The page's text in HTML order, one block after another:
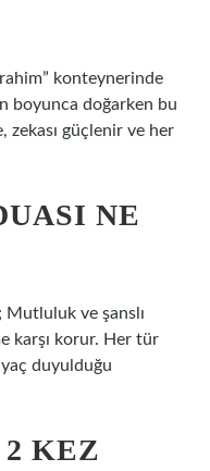
konteynerinde
boyunca doğarken bu
zekası güçlenir ve her
NE
Mutluluk ve şanslı
karşı korur. Her tür
duyulduğu
KEZ